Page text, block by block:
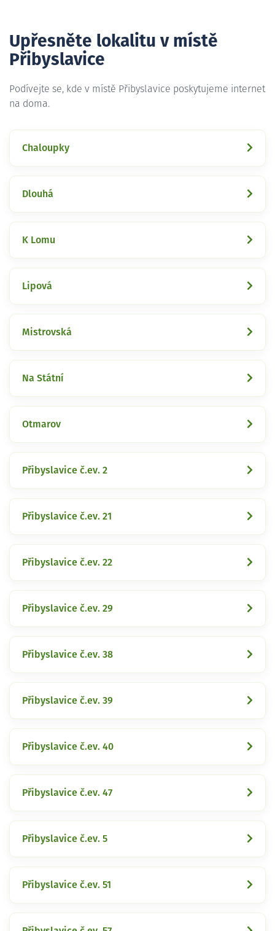
Upřesněte lokalitu v místě
Přibyslavice
Podívejte se, kde v místě Přibyslavice poskytujeme internet
na doma.
Chaloupky
Dlouhá
K Lomu
Lipová
Mistrovská
Na Státní
Otmarov
Přibyslavice č.ev. 2
Přibyslavice č.ev. 21
Přibyslavice č.ev. 22
Přibyslavice č.ev. 29
Přibyslavice č.ev. 38
Přibyslavice č.ev. 39
Přibyslavice č.ev. 40
Přibyslavice č.ev. 47
Přibyslavice č.ev. 5
Přibyslavice č.ev. 51